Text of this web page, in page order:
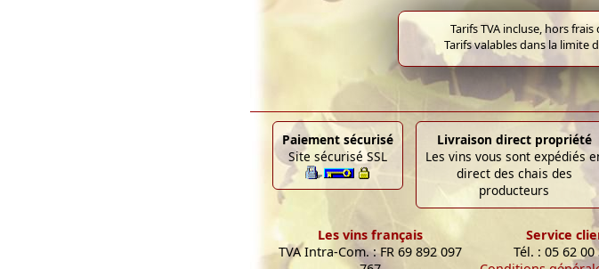
Tarifs TVA incluse, hors
Tarifs valables dans la limite
Paiement sécurisé
Site sécurisé SSL
Livraison direct propriété
Les vins vous sont expédiés
direct des chais des
producteurs
Les vins français
TVA Intra-Com. : FR 69 892 097
Service
Tél. : 05 62 00